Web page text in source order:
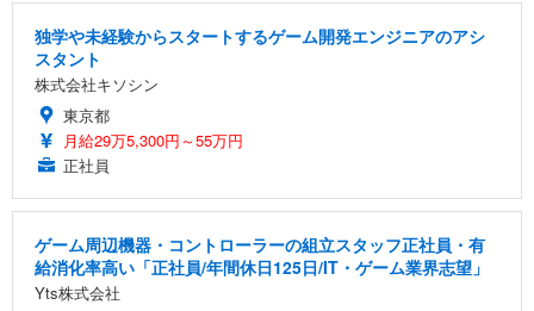
独学や未経験からスタートするゲーム開発エンジニアのアシ
スタント
株式会社キソシン
東京都
月給29万5,300円～55万円
正社員
ゲーム周辺機器・コントローラーの組立スタッフ正社員・有
給消化率高い「正社員/年間休日125日/IT・ゲーム業界志望」
Yts株式会社